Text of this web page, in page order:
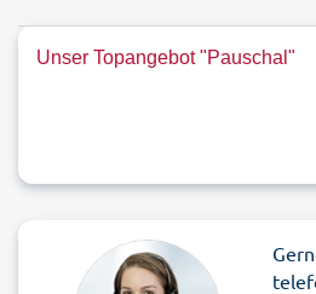
Unser Topangebot "Pauschal"